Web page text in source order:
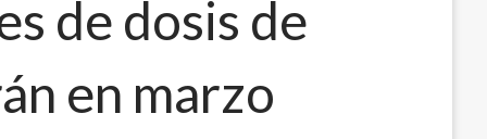
de dosis de
en marzo